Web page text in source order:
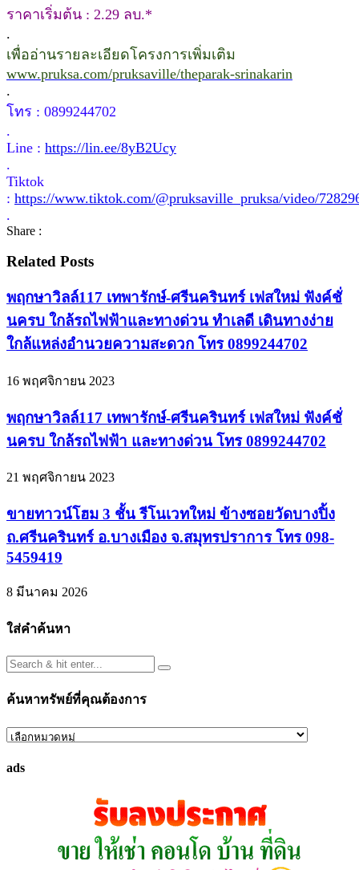
ราคาเริ่มต้น : 2.29 ลบ.*
.
เพื่ออ่านรายละเอียดโครงการเพิ่มเติม
www.pruksa.com/pruksaville/theparak-srinakarin
.
โทร : 0899244702
.
Line : https://lin.ee/8yB2Ucy
.
Tiktok
: https://www.tiktok.com/@pruksaville_pruksa/video/
.
Share :
Related Posts
พฤกษาวิลล์117 เทพารักษ์-ศรีนครินทร์ เฟสใหม่ ฟังค์ชั่
นครบ ใกล้รถไฟฟ้าและทางด่วน ทำเลดี เดินทางง่าย
ใกล้แหล่งอำนวยความสะดวก โทร 0899244702
16 พฤศจิกายน 2023
พฤกษาวิลล์117 เทพารักษ์-ศรีนครินทร์ เฟสใหม่ ฟังค์ชั่
นครบ ใกล้รถไฟฟ้า และทางด่วน โทร 0899244702
21 พฤศจิกายน 2023
ขายทาวน์โฮม 3 ชั้น รีโนเวทใหม่ ข้างซอยวัดบางปิ้ง
ถ.ศรีนครินทร์ อ.บางเมือง จ.สมุทรปราการ โทร 098-
5459419
8 มีนาคม 2026
ใส่คำค้นหา
ค้นหาทรัพย์ที่คุณต้องการ
ค้นหา
ที่
ads